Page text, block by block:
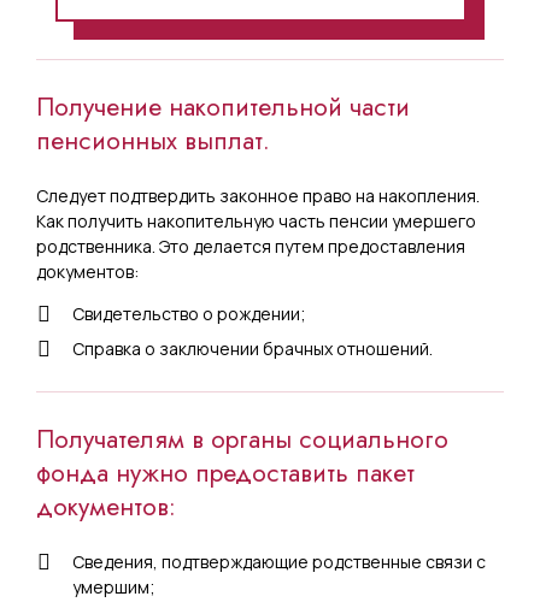
Получение накопительной части
пенсионных выплат.
Следует подтвердить законное право на накопления.
Как получить накопительную часть пенсии умершего
родственника. Это делается путем предоставления
документов:
Свидетельство о рождении;
Справка о заключении брачных отношений.
Получателям в органы социального
фонда нужно предоставить пакет
документов:
Сведения, подтверждающие родственные связи с
умершим;